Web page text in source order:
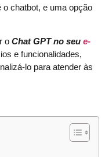
chatbot, e uma opção
o Chat GPT no seu e-
e funcionalidades,
lo para atender às